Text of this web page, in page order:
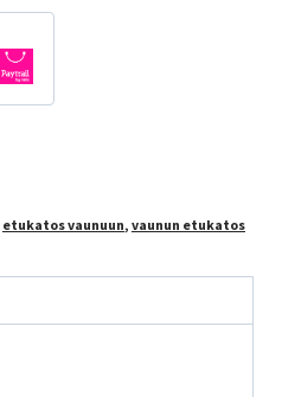
etukatos vaunuun, vaunun etukatos